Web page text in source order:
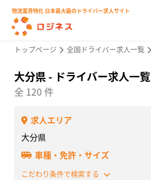
物流業界特化 日本最大級のドライバー求人サイト
トップページ 全国ドライバー求人一覧
大分県 - ドライバー求人一覧
全 120 件
求人エリア
大分県
車種・免許・サイズ
こだわり条件で検索する